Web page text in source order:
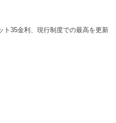
ト35金利、現行制度での最高を更新